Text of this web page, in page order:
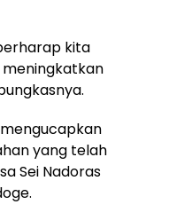
kita
yang telah
Sei Nadoras